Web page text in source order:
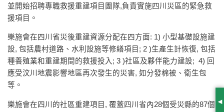
並開始招聘專職救援重建項目團隊,負責實施四川災區的緊急救
援項目。
樂施會在四川省災後重建資源分配在四方面: 1) 小型基礎設施建
設, 包括農村道路、水利設施等修繕項目; 2 )生產生計恢復, 包括
種養殖業和重建期間的救援投入; 3 )社區及夥伴能力建設; 4) 回
應受汶川地震影響地區再次發生的災害, 如分發棉被、衛生包
等。
樂施會在四川的社區重建項目, 覆蓋四川省內28個受災縣的87個